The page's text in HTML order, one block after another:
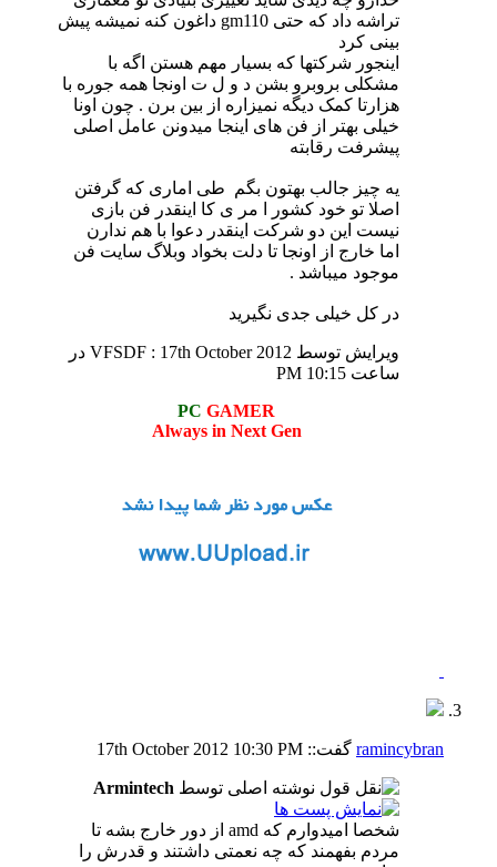
تراشه داد که حتی gm110 داغون کنه نمیشه پیش
بینی کرد
اینجور شرکتها که بسیار مهم هستن اگه با
مشکلی بروبرو بشن د و ل ت اونجا همه جوره با
هزارتا کمک دیگه نمیزاره از بین برن . چون اونا
خیلی بهتر از فن های اینجا میدونن عامل اصلی
پیشرفت رقابته
یه چیز جالب بهتون بگم
طی اماری که گرفتن
اصلا تو خود کشور ا مر ی کا اینقدر فن بازی
نیست این دو شرکت اینقدر دعوا با هم ندارن
اما خارج از اونجا تا دلت بخواد وبلاگ سایت فن
موجود میباشد .
در کل خیلی جدی نگیرید
ویرایش توسط VFSDF : 17th October 2012 در
ساعت 10:15 PM
PC GAMER
Always in Next Gen
ramincybran گفت:: 17th October 2012 10:30 PM
نوشته اصلی توسط Armintech
شخصا امیدوارم که amd از دور خارج بشه تا
مردم بفهمند که چه نعمتی داشتند و قدرش را